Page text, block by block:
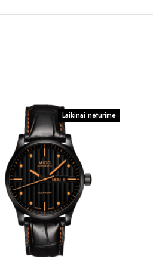
Laikinai neturime